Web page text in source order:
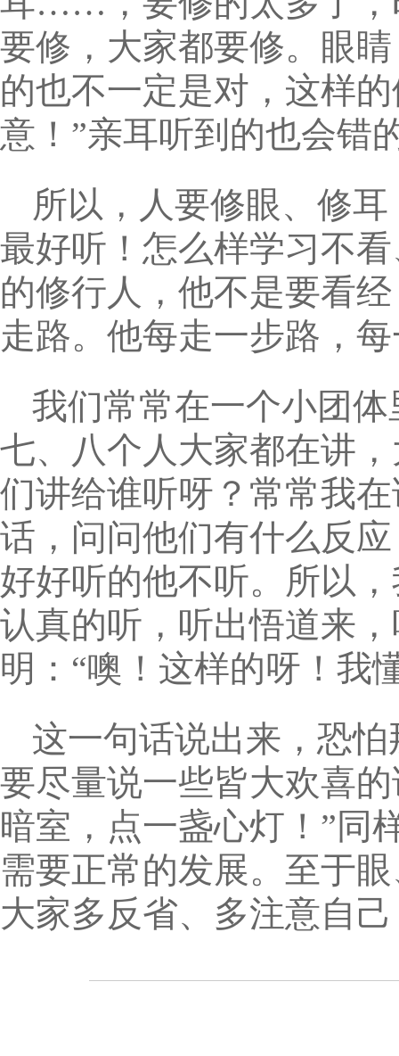
要修，大家都要修。眼
的也不一定是对，这样
意！”亲耳听到的也会错
所以，人要修眼、修
最好听！怎么样学习不
的修行人，他不是要看
走路。他每走一步路，
我们常常在一个小团
七、八个人大家都在讲
们讲给谁听呀？常常我
话，问问他们有什么反
好好听的他不听。所以
认真的听，听出悟道来
明：“噢！这样的呀！我
这一句话说出来，恐
要尽量说一些皆大欢喜
暗室，点一盏心灯！”同
需要正常的发展。至于
大家多反省、多注意自